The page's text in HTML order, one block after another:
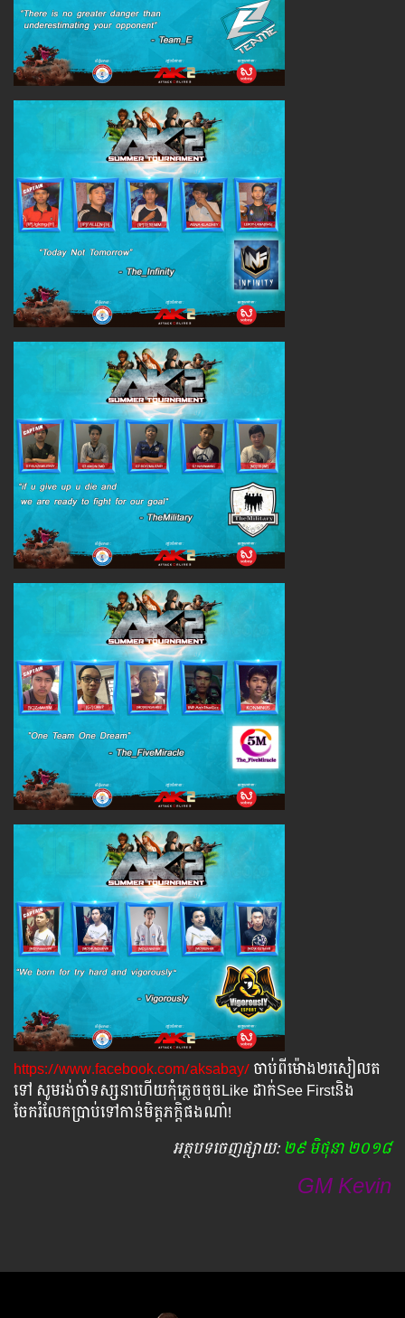
https://www.facebook.com/aksabay/ចាប់ពីម៉ោង២រសៀលត
ទៅ សូមរង់ចាំទស្សនាហើយកុំភ្លេចចុចLike ដាក់See Firstនិង
ចែករំលែកប្រាប់ទៅកាន់មិត្តភក្តិផងណា៎!
អត្ថបទ​ចេញ​ផ្សាយ​:២៩ មិថុនា ២០១៨
GM Kevin